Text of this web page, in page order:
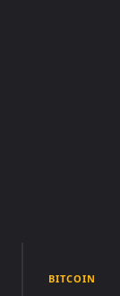
BITCOIN